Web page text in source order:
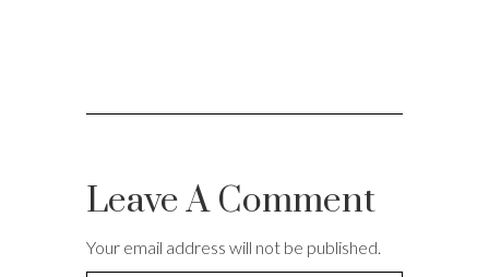
Leave A Comment
Your email address will not be published.